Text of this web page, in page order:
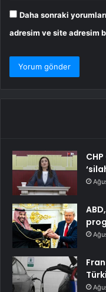
Daha sonraki
adresim ve site adresim